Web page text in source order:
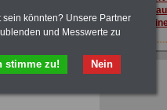
10 Bücher und
lesen
Bestellung
vor
>>>
könnten? Unsere Partner
und Messwerte zu
Nein
stimme zu!